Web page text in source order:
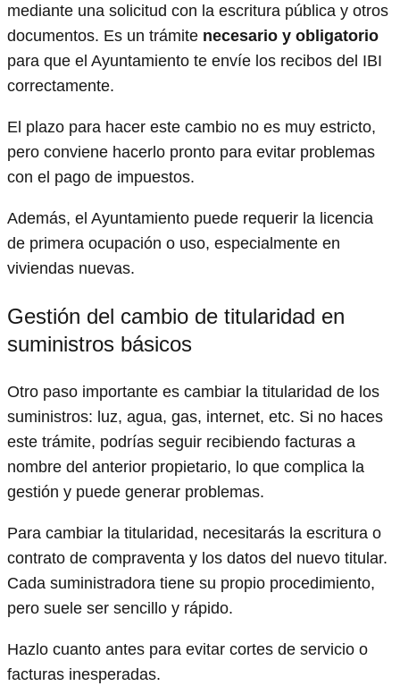
mediante una solicitud con la escritura pública y otros
documentos. Es un trámite necesario y obligatorio
para que el Ayuntamiento te envíe los recibos del IBI
correctamente.
El plazo para hacer este cambio no es muy estricto,
pero conviene hacerlo pronto para evitar problemas
con el pago de impuestos.
Además, el Ayuntamiento puede requerir la licencia
de primera ocupación o uso, especialmente en
viviendas nuevas.
Gestión del cambio de titularidad en
suministros básicos
Otro paso importante es cambiar la titularidad de los
suministros: luz, agua, gas, internet, etc. Si no haces
este trámite, podrías seguir recibiendo facturas a
nombre del anterior propietario, lo que complica la
gestión y puede generar problemas.
Para cambiar la titularidad, necesitarás la escritura o
contrato de compraventa y los datos del nuevo titular.
Cada suministradora tiene su propio procedimiento,
pero suele ser sencillo y rápido.
Hazlo cuanto antes para evitar cortes de servicio o
facturas inesperadas.